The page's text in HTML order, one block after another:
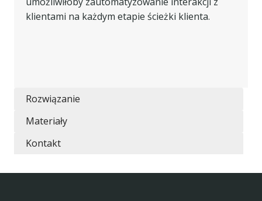
klientami na każdym etapie ścieżki klienta.
Rozwiązanie
Materiały
Kontakt